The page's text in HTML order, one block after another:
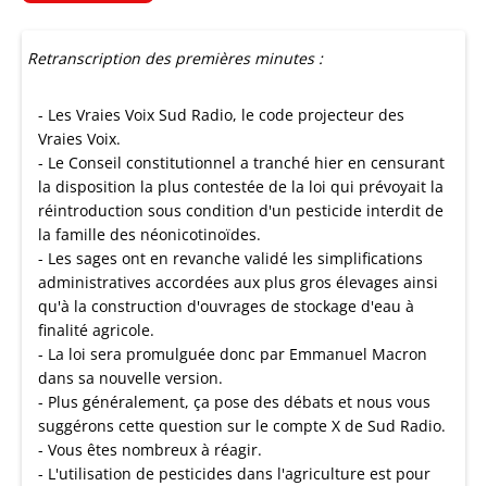
Retranscription des premières minutes :
- Les Vraies Voix Sud Radio, le code projecteur des
Vraies Voix.
- Le Conseil constitutionnel a tranché hier en censurant
la disposition la plus contestée de la loi qui prévoyait la
réintroduction sous condition d'un pesticide interdit de
la famille des néonicotinoïdes.
- Les sages ont en revanche validé les simplifications
administratives accordées aux plus gros élevages ainsi
qu'à la construction d'ouvrages de stockage d'eau à
finalité agricole.
- La loi sera promulguée donc par Emmanuel Macron
dans sa nouvelle version.
- Plus généralement, ça pose des débats et nous vous
suggérons cette question sur le compte X de Sud Radio.
- Vous êtes nombreux à réagir.
- L'utilisation de pesticides dans l'agriculture est pour